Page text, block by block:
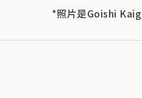
*照片是Goishi